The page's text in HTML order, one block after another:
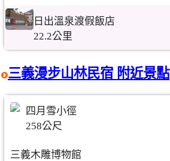
日出溫泉渡假飯店
22.2公里
三義漫步山林民宿 附近景點
四月雪小徑
258公尺
三義木雕博物館